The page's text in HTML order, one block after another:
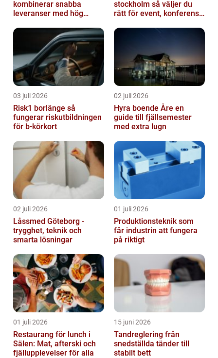
kombinerar snabba
leveranser med hög
stockholm så väljer du
rätt för event, konferens
03 juli 2026
Risk1 borlänge så
fungerar riskutbildningen
för b-körkort
02 juli 2026
Hyra boende Åre en
guide till fjällsemester
med extra lugn
02 juli 2026
Låssmed Göteborg -
trygghet, teknik och
smarta lösningar
01 juli 2026
Produktionsteknik som
får industrin att fungera
på riktigt
01 juli 2026
Restaurang för lunch i
Sälen: Mat, afterski och
fjällupplevelser för alla
15 juni 2026
Tandreglering från
snedställda tänder till
stabilt bett